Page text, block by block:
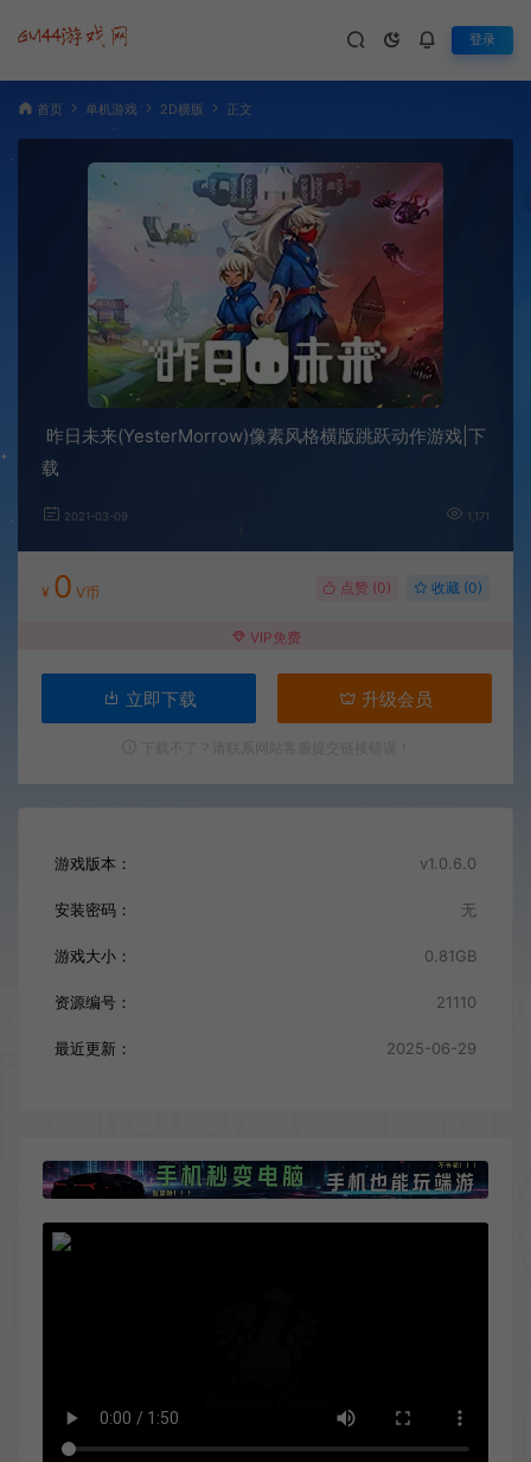
登录
首页 单机游戏 2D横版 正文
昨日未来(YesterMorrow)像素风格横版跳跃动作游戏|下
载
2021-03-09 1,171
¥ 0 V币 点赞 (0) 收藏 (0)
VIP免费
立即下载 升级会员
游戏版本： v1.0.6.0
安装密码： 无
游戏大小： 0.81GB
资源编号： 21110
最近更新： 2025-06-29